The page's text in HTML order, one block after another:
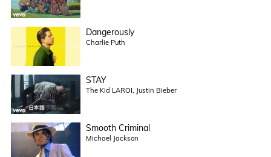
Dangerously
Charlie Puth
STAY
The Kid LAROI, Justin Bieber
Smooth Criminal
Michael Jackson